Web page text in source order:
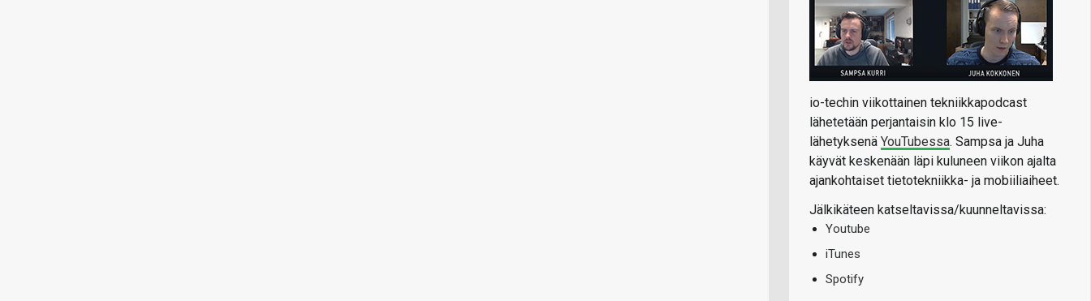
io-techin viikottainen tekniikkapodcast
lähetetään perjantaisin klo 15 live-
lähetyksenä YouTubessa. Sampsa ja Juha
käyvät keskenään läpi kuluneen viikon ajalta
ajankohtaiset tietotekniikka- ja mobiiliaiheet.
Jälkikäteen katseltavissa/kuunneltavissa:
Youtube
iTunes
Spotify